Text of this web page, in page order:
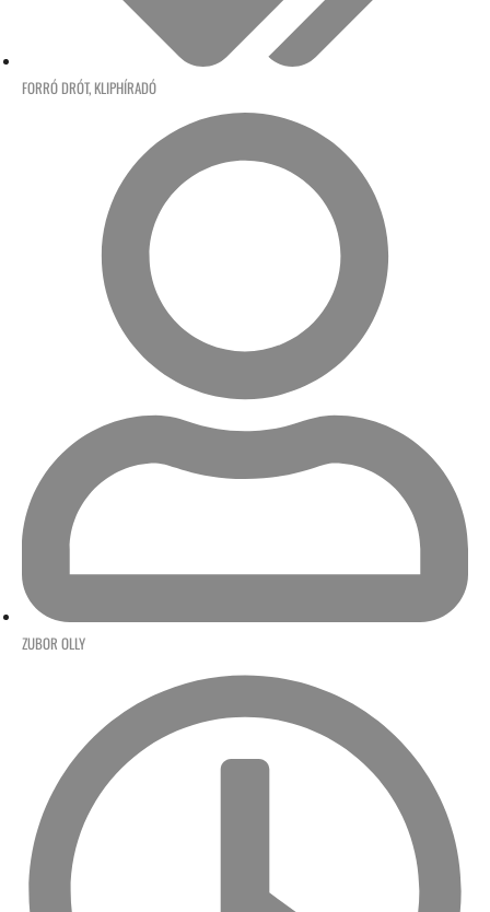
FORRÓ DRÓT, KLIPHÍRADÓ
ZUBOR OLLY